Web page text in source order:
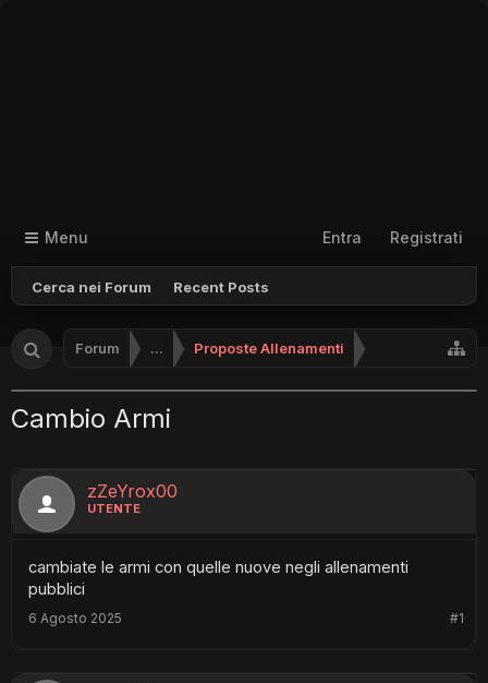
Menu
Cerca nei Forum Recent Posts
Entra Registrati
Forum ... Proposte Allenamenti
Cambio Armi
zZeYrox00
UTENTE
cambiate le armi con quelle nuove negli allenamenti
pubblici
#1
6 Agosto 2025